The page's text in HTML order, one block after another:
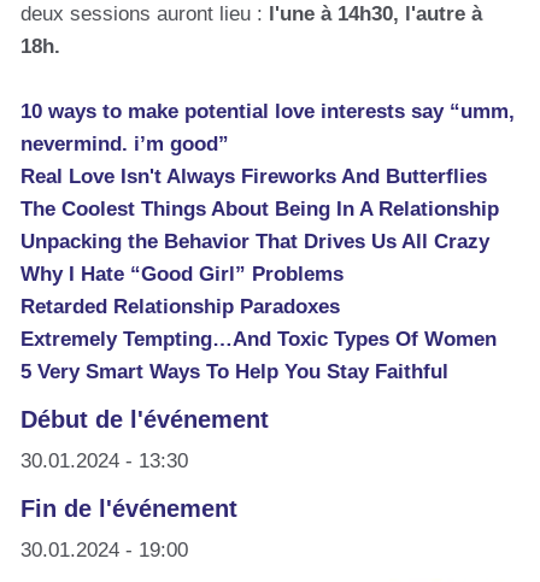
deux sessions auront lieu : l'une à 14h30, l'autre à
18h.
10 ways to make potential love interests say “umm,
nevermind. i’m good”
Real Love Isn't Always Fireworks And Butterflies
The Coolest Things About Being In A Relationship
Unpacking the Behavior That Drives Us All Crazy
Why I Hate “Good Girl” Problems
Retarded Relationship Paradoxes
Extremely Tempting…And Toxic Types Of Women
5 Very Smart Ways To Help You Stay Faithful
Début de l'événement
30.01.2024 - 13:30
Fin de l'événement
30.01.2024 - 19:00